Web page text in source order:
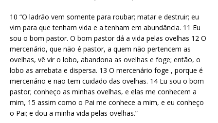
10 “O ladrão vem somente para roubar; matar e destruir; eu
vim para que tenham vida e a tenham em abundância. 11 Eu
sou o bom pastor. O bom pastor dá a vida pelas ovelhas 12 O
mercenário, que não é pastor, a quem não pertencem as
ovelhas, vê vir o lobo, abandona as ovelhas e foge; então, o
lobo as arrebata e dispersa. 13 O mercenário foge , porque é
mercenário e não tem cuidado das ovelhas. 14 Eu sou o bom
pastor; conheço as minhas ovelhas, e elas me conhecem a
mim, 15 assim como o Pai me conhece a mim, e eu conheço
o Pai; e dou a minha vida pelas ovelhas.”